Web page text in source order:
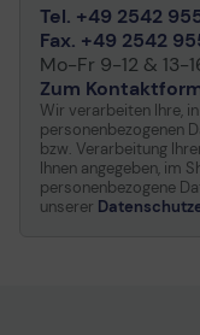
Tel. +49 2542
Fax. +49 2542
Mo-Fr 9-12 & 13-
Zum
Wir verarbeiten Ihre,
personenbezogenen
bzw. Verarbeitung
Ihnen angegeben, im
personenbezogene
unserer